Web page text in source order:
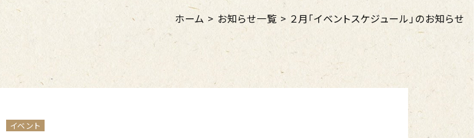
ホーム > お知らせ一覧 > ２月「イベントスケジュール」のお知らせ
イベント